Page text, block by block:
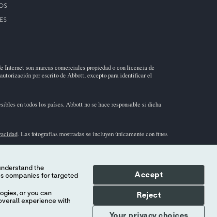
Internet son marcas comerciales propiedad o con licencia de
por escrito de Abbott, excepto para identificar el
en todos los países. Abbott no se hace responsable si dicha
. Las fotografías mostradas se incluyen únicamente con fines
en diagnósticos
. Para obtener información sobre el
instrucciones de uso) en el área de soporte de
i-STAT .
or you can
experience with
Accept
Reject